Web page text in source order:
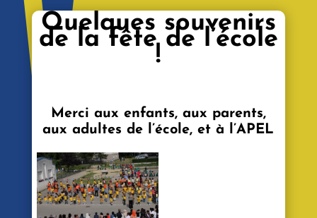
Quelques souvenirs
de la fête de l’école
!
Merci aux enfants, aux parents,
aux adultes de l’école, et à l’APEL